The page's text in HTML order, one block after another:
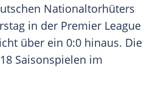
Nationaltorhüters
in der Premier League
über ein 0:0 hinaus. Die
Saisonspielen im